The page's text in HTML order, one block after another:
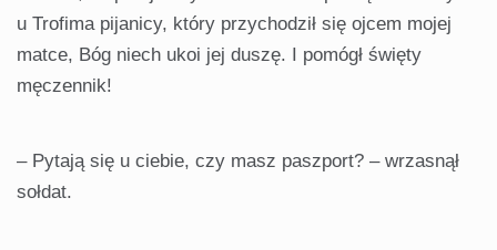
u Trofima pijanicy, który przychodził się ojcem mojej
matce, Bóg niech ukoi jej duszę. I pomógł święty
męczennik!
– Pytają się u ciebie, czy masz paszport? – wrzasnął
sołdat.